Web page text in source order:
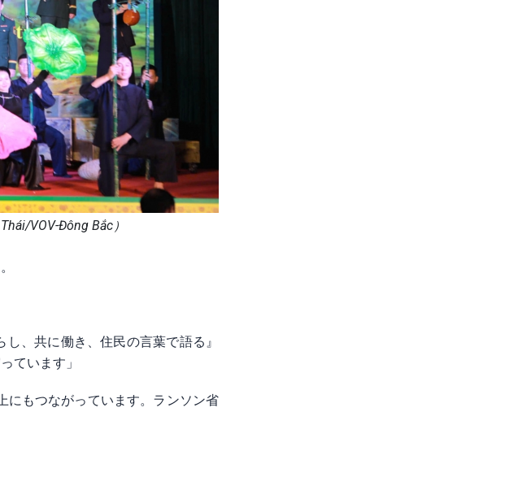
VOV-Đông Bắc）
、共に働き、住民の言葉で語る』
ています」
にもつながっています。ランソン省